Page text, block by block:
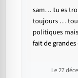
sam… tu es
toujours …
politiques
fait de
Le 27